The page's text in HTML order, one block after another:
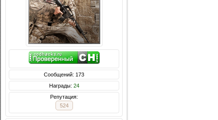
Сообщений: 173
Награды: 24
Репутация:
524